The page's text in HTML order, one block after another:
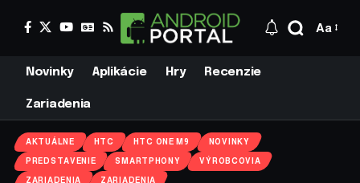
Aa
Novinky Aplikácie Hry Recenzie
Zariadenia
AKTUÁLNE HTC HTC ONE M9 NOVINKY
PREDSTAVENIE SMARTPHONY VÝROBCOVIA
ZARIADENIA ZARIADENIA